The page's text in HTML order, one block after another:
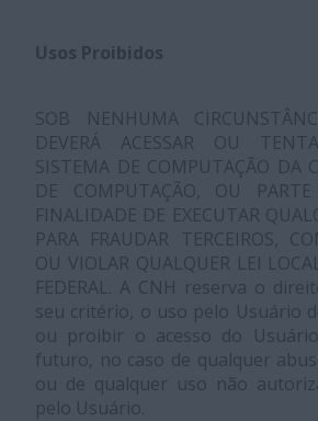
Usos Proibidos
SOB NENHUMA
DEVERÁ ACESSAR OU
SISTEMA DE COMPUTAÇÃO DA
DE COMPUTAÇÃO, OU
FINALIDADE DE EXECUTAR
PARA FRAUDAR TERCEIROS,
OU VIOLAR QUALQUER LEI
FEDERAL. A CNH reserva o
seu critério, o uso pelo Usuário
ou proibir o acesso do
futuro, no caso de qualquer
ou de qualquer uso não
pelo Usuário.